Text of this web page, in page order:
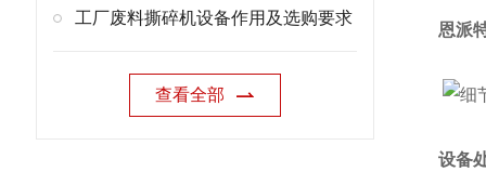
工厂废料撕碎机设备作用及选购要求
查看全部
恩派
设备